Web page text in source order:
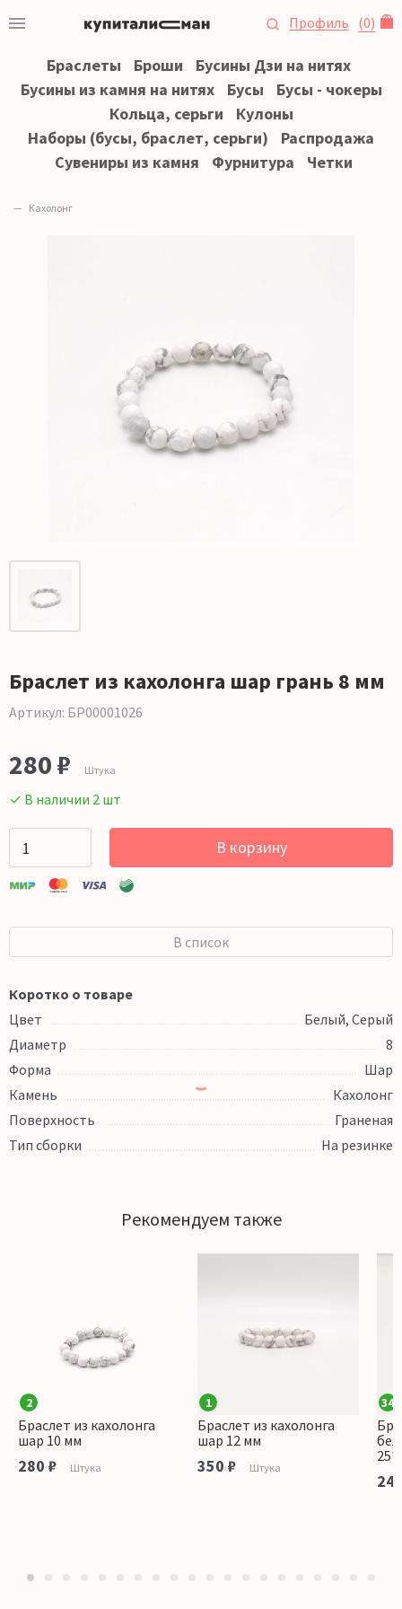
Профиль (0)
Браслеты Броши
Бусины Дзи на нитях
Бусины из камня на нитях
Бусы
Бусы - чокеры
Кольца, серьги
Кулоны
Наборы (бусы, браслет, серьги)
Распродажа
Сувениры из камня
Фурнитура Четки
Кахолонг
Браслет из кахолонга шар грань 8 мм
Артикул: БР00001026
280 ₽ Штука
✓ В наличии 2 шт
В корзину
В список
Коротко о товаре
Цвет
Белый, Серый
Диаметр
8
Форма
Шар
Камень
Кахолонг
Поверхность
Граненая
Тип сборки
На резинке
Рекомендуем также
2
Браслет из кахолонга
шар 10 мм
280 ₽ Штука
1
Браслет из кахолонга
шар 12 мм
350 ₽ Штука
34